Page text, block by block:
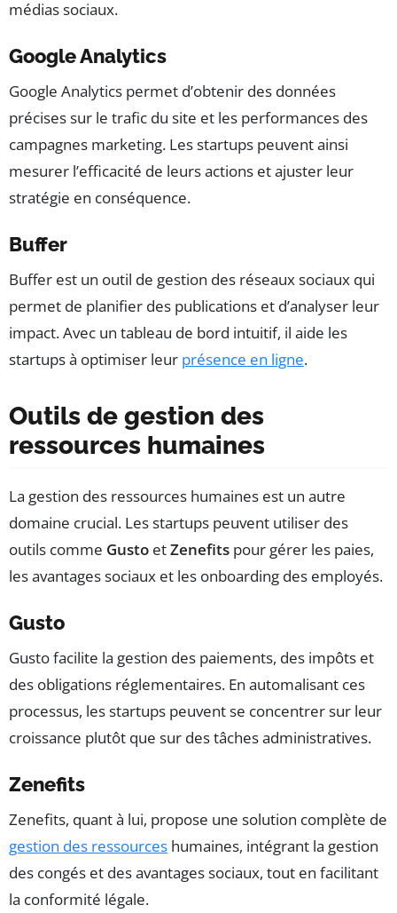
médias sociaux.
Google Analytics
Google Analytics permet d’obtenir des données
précises sur le trafic du site et les performances des
campagnes marketing. Les startups peuvent ainsi
mesurer l’efficacité de leurs actions et ajuster leur
stratégie en conséquence.
Buffer
Buffer est un outil de gestion des réseaux sociaux qui
permet de planifier des publications et d’analyser leur
impact. Avec un tableau de bord intuitif, il aide les
startups à optimiser leur présence en ligne.
Outils de gestion des
ressources humaines
La gestion des ressources humaines est un autre
domaine crucial. Les startups peuvent utiliser des
outils comme Gusto etZenefits pour gérer les paies,
les avantages sociaux et les onboarding des employés.
Gusto
Gusto facilite la gestion des paiements, des impôts et
des obligations réglementaires. En automa­lisant ces
processus, les startups peuvent se concentrer sur leur
croissance plutôt que sur des tâches administratives.
Zenefits
Zenefits, quant à lui, propose une solution complète de
gestion des ressources humaines, intégrant la gestion
des congés et des avantages sociaux, tout en facilitant
la conformité légale.